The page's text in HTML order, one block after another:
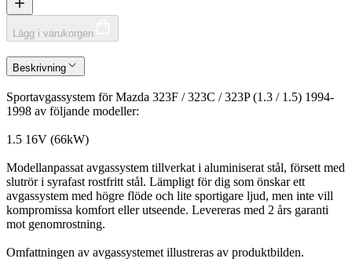
Lägg i varukorgen
Beskrivning
Sportavgassystem för Mazda 323F / 323C / 323P (1.3 / 1.5) 1994-
1998 av följande modeller:
1.5 16V (66kW)
Modellanpassat avgassystem tillverkat i aluminiserat stål, försett med
slutrör i syrafast rostfritt stål. Lämpligt för dig som önskar ett
avgassystem med högre flöde och lite sportigare ljud, men inte vill
kompromissa komfort eller utseende. Levereras med 2 års garanti
mot genomrostning.
Omfattningen av avgassystemet illustreras av produktbilden.